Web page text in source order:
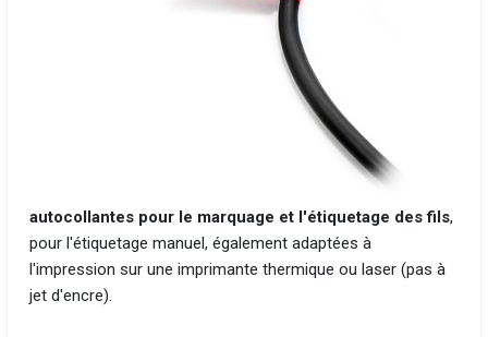
autocollantes pour le marquage et l'étiquetage des fils,
pour l'étiquetage manuel, également adaptées à
l'impression sur une imprimante thermique ou laser (pas à
jet d'encre).